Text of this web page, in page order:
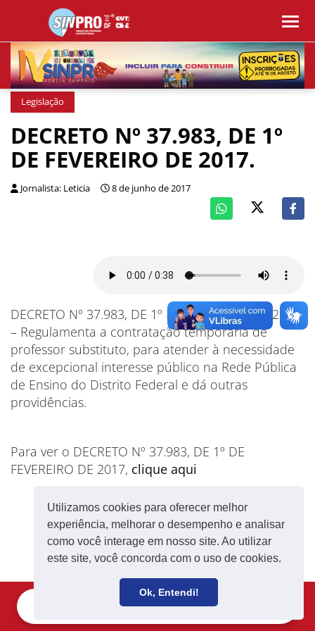
Utilizamos cookies para oferecer melhor
experiência, melhorar o desempenho e analisar
como você interage em nosso site. Ao utilizar
este site, você concorda com o uso de cookies.
Ok, Entendi!
Legislação
DECRETO Nº 37.983, DE 1º
DE FEVEREIRO DE 2017.
Jornalista: Leticia 8 de junho de 2017
DECRETO Nº 37.983, DE 1º DE FEVEREIRO DE 2017
– Regulamenta a contratação temporária de
professor substituto, para atender à necessidade
de excepcional interesse público na Rede Pública
de Ensino do Distrito Federal e dá outras
providências.
Para ver o DECRETO Nº 37.983, DE 1º DE
FEVEREIRO DE 2017, clique aqui
Receba notícias